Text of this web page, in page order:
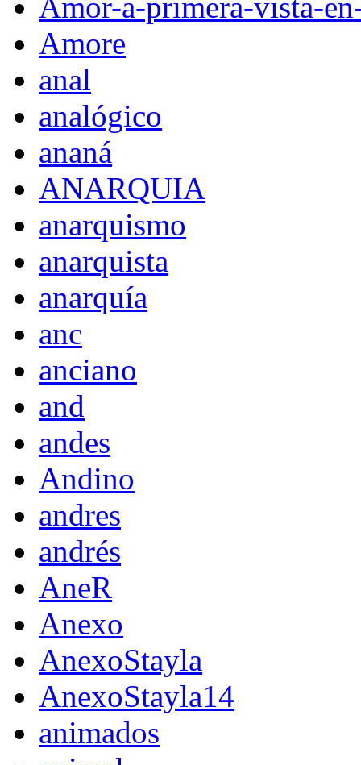
Amor-a-primera-vista-
Amore
anal
analógico
ananá
ANARQUIA
anarquismo
anarquista
anarquía
anc
anciano
and
andes
Andino
andres
andrés
AneR
Anexo
AnexoStayla
AnexoStayla14
animados